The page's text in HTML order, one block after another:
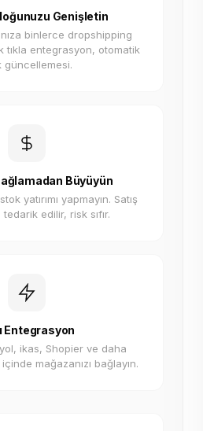
Genişletin
binlerce dropshipping
tıkla entegrasyon, otomatik
güncellemesi.
Büyüyün
yatırımı yapmayın. Satış
edilir, risk sıfır.
Entegrasyon
ikas, Shopier ve daha
mağazanızı bağlayın.